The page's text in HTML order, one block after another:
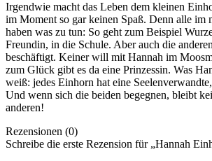
Irgendwie macht das Leben dem kleinen
im Moment so gar keinen Spaß. Denn alle im
haben was zu tun: So geht zum Beispiel
Freundin, in die Schule. Aber auch die
beschäftigt. Keiner will mit Hannah im
zum Glück gibt es da eine Prinzessin. Was
weiß: jedes Einhorn hat eine
Und wenn sich die beiden begegnen, bleibt
anderen!
Rezensionen (0)
Schreibe die erste Rezension für „Hannah